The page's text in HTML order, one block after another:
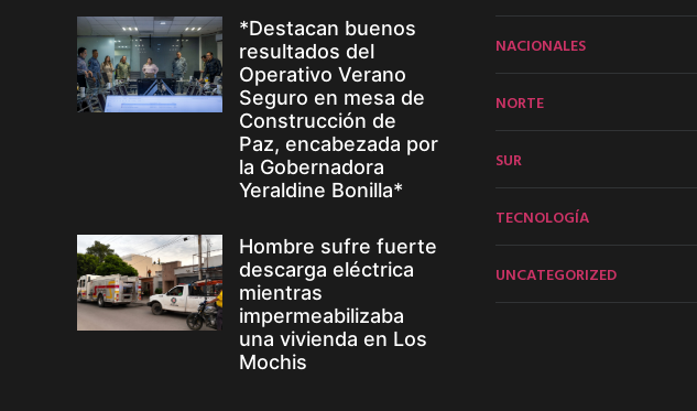
*Destacan buenos
resultados del
Operativo Verano
Seguro en mesa de
Construcción de
Paz, encabezada por
la Gobernadora
Yeraldine Bonilla*
Hombre sufre fuerte
descarga eléctrica
mientras
impermeabilizaba
una vivienda en Los
Mochis
NACIONALES
NORTE
SUR
TECNOLOGÍA
UNCATEGORIZED